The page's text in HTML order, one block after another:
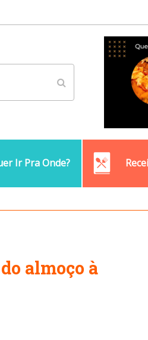
Ir Pra Onde?
almoço à